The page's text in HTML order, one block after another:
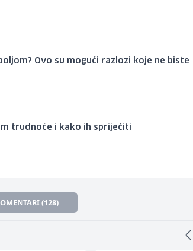
Ovo su mogući razlozi koje ne biste
trudnoće i kako ih spriječiti
(128)